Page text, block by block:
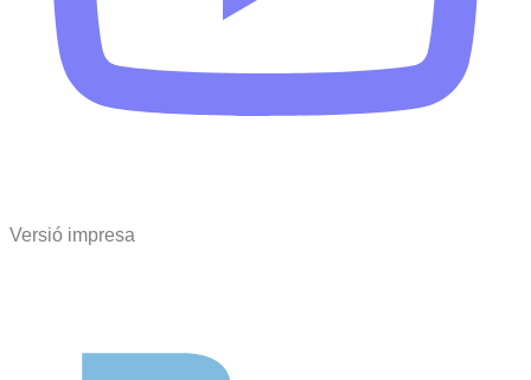
Versió impresa